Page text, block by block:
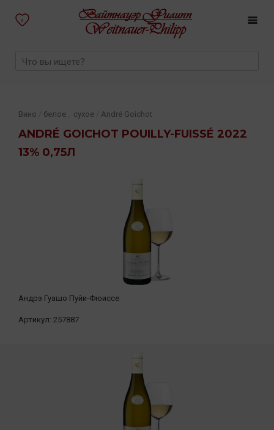
0
ANDRÉ GOICHOT POUILLY-FUISSÉ 2022
13% 0,75Л
Вино белое сухое André Goichot
Андрэ Гуашо Пуйи-Фюиссе
Артикул: 257887